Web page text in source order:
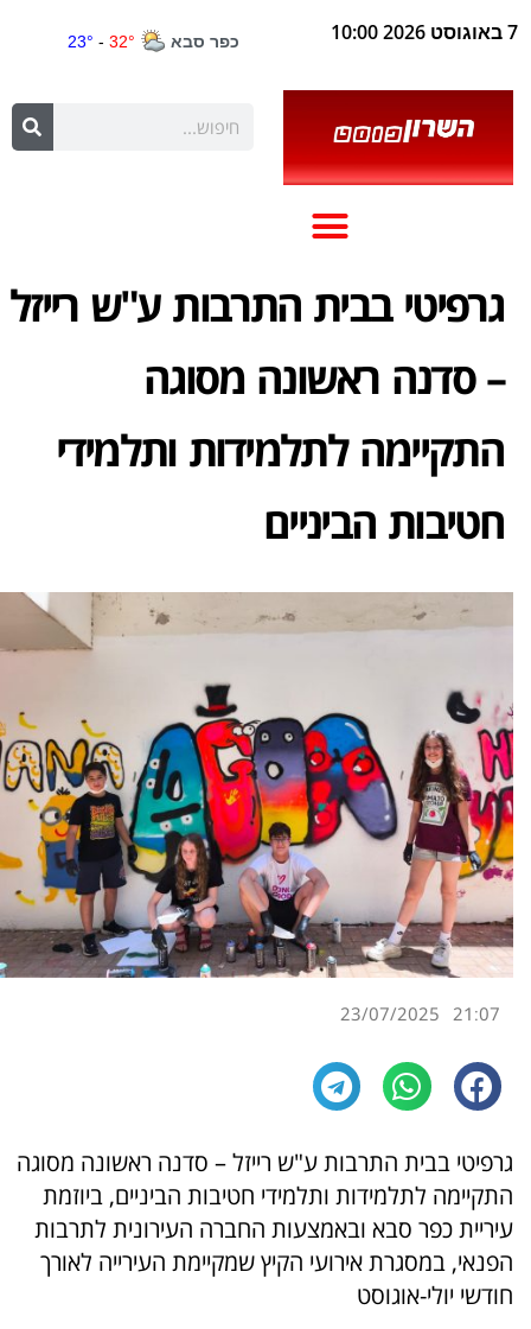
7 באוגוסט 2026 10:00
גרפיטי בבית התרבות ע"ש רייזל
– סדנה ראשונה מסוגה
התקיימה לתלמידות ותלמידי
חטיבות הביניים
21:07
23/07/2025
גרפיטי בבית התרבות ע"ש רייזל – סדנה ראשונה מסוגה
התקיימה לתלמידות ותלמידי חטיבות הביניים, ביוזמת
עיריית כפר סבא ובאמצעות החברה העירונית לתרבות
הפנאי, במסגרת אירועי הקיץ שמקיימת העירייה לאורך
חודשי יולי-אוגוסט